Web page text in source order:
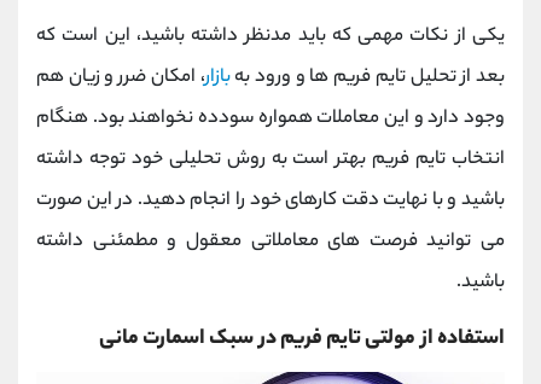
یکی از نکات مهمی که باید مدنظر داشته باشید، این است که
بعد از تحلیل تایم فریم ‌ها و ورود بهبازار، امکان ضرر و زیان هم
وجود دارد و این معاملات همواره سودده نخواهند بود. هنگام
انتخاب تایم فریم بهتر است به روش تحلیلی خود توجه داشته
باشید و با نهایت دقت کارهای خود را انجام دهید. در این صورت
می ‌توانید فرصت‌ های معاملاتی معقول و مطمئنی داشته
باشید.
استفاده از مولتی تایم فریم در سبک اسمارت مانی